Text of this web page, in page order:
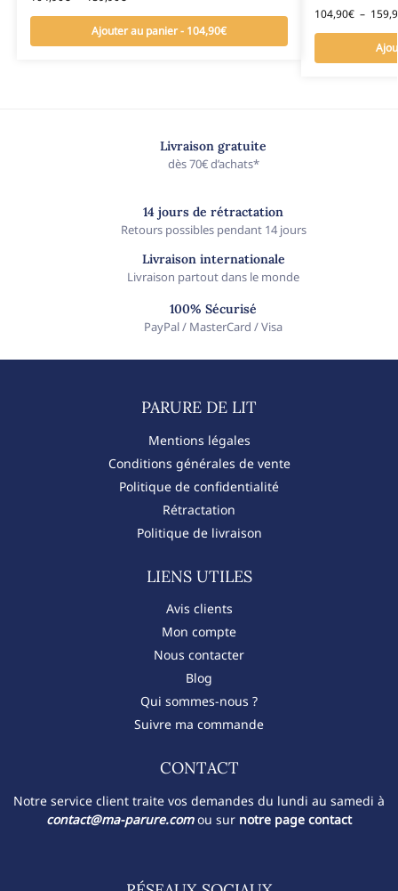
Ajouter au panier - 104,90€
104,90€ –
Livraison gratuite
dès 70€ d’achats*
14 jours de rétractation
Retours possibles pendant 14 jours
Livraison internationale
Livraison partout dans le monde
100% Sécurisé
PayPal / MasterCard / Visa
PARURE DE LIT​
Mentions légales
Conditions générales de vente
Politique de confidentialité
Rétractation
Politique de livraison
LIENS UTILES
Avis clients
Mon compte
Nous contacter
Blog
Qui sommes-nous ?
Suivre ma commande
CONTACT​
Notre service client traite vos demandes du lundi au samedi à
contact@ma-parure.comou sur notre page contact